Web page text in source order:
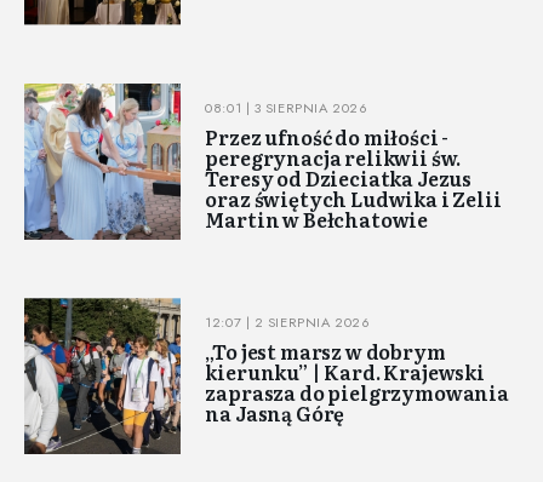
08:01 | 3 SIERPNIA 2026
Przez ufność do miłości -
peregrynacja relikwii św.
Teresy od Dzieciatka Jezus
oraz świętych Ludwika i Zelii
Martin w Bełchatowie
12:07 | 2 SIERPNIA 2026
„To jest marsz w dobrym
kierunku” | Kard. Krajewski
zaprasza do pielgrzymowania
na Jasną Górę